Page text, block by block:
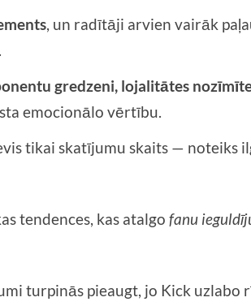
, un radītāji arvien vairāk
gredzeni, lojalitātes
emocionālo vērtību.
tikai skatījumu skaits — noteiks
tendences, kas atalgofanu
turpinās pieaugt, jo Kick uzlabo